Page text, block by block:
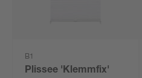
B1
Plissee 'Klemmfix'